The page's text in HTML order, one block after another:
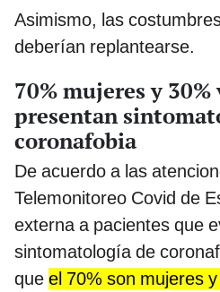
Asimismo, las
deberían replantearse.
70% mujeres y 30%
presentan
coronafobia
De acuerdo a las
Telemonitoreo Covid de
externa a pacientes que
sintomatología de
que el 70% son mujeres